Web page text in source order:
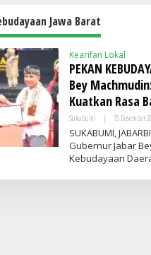
Jawa Barat
Kearifan Lokal
PEKAN
Bey
Kuatkan Rasa
Sukabumi | 15 Desember
SUKABUMI,
Gubernur Jabar
Kebudayaan